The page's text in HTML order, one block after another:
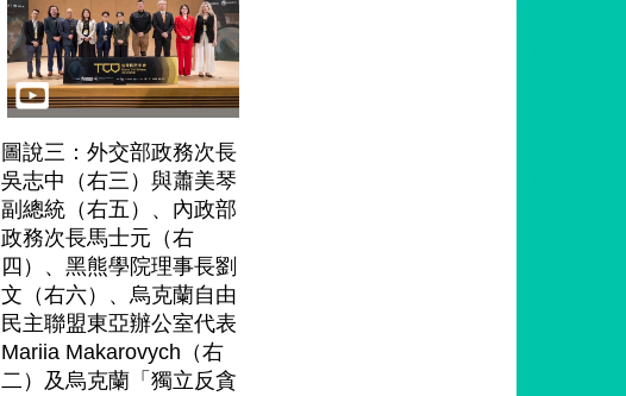
圖說三：外交部政務次長
吳志中（右三）與蕭美琴
副總統（右五）、內政部
政務次長馬士元（右
四）、黑熊學院理事長劉
文（右六）、烏克蘭自由
民主聯盟東亞辦公室代表
Mariia Makarovych（右
二）及烏克蘭「獨立反貪